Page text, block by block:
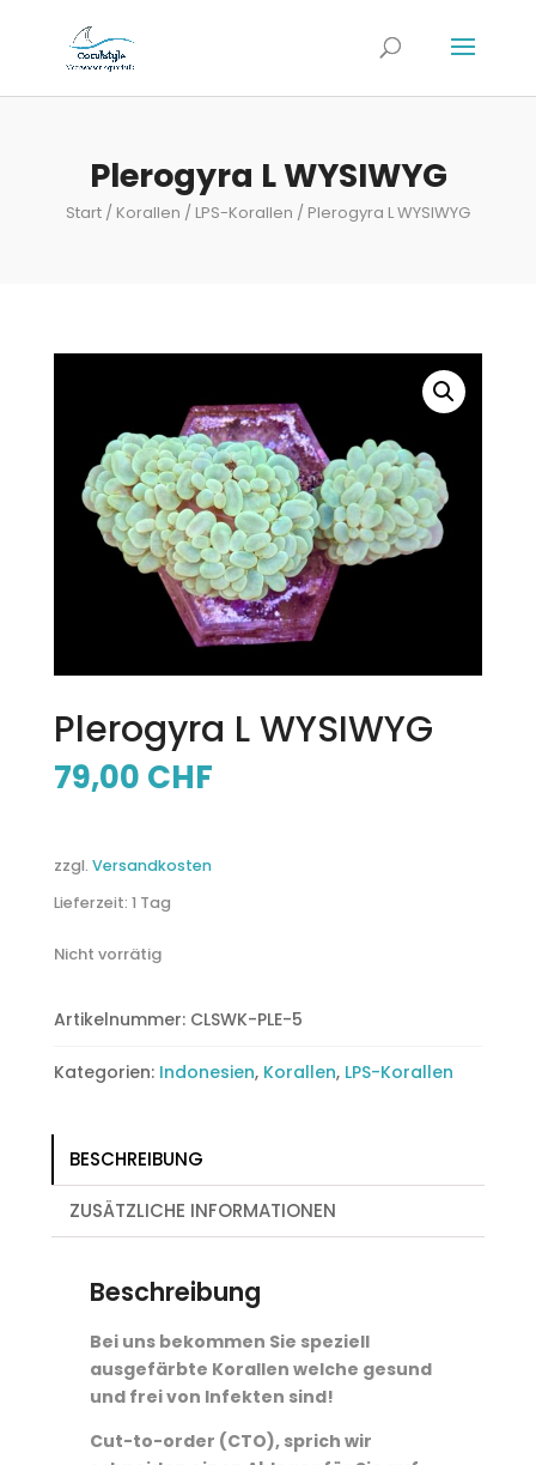
Plerogyra L WYSIWYG
Start / Korallen / LPS-Korallen / Plerogyra L WYSIWYG
Plerogyra L WYSIWYG
79,00 CHF
zzgl. Versandkosten
Lieferzeit: 1 Tag
Nicht vorrätig
Artikelnummer: CLSWK-PLE-5
Kategorien: Indonesien, Korallen, LPS-Korallen
BESCHREIBUNG
ZUSÄTZLICHE INFORMATIONEN
Beschreibung
Bei uns bekommen Sie speziell
ausgefärbte Korallen welche gesund
und frei von Infekten sind!
Cut-to-order (CTO), sprich wir